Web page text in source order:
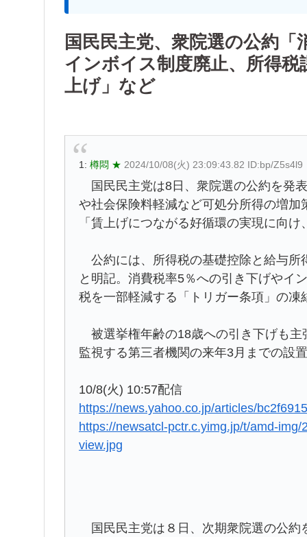
国民民主党、衆院選の公約
インボイス制度廃止、所得
上げ」など
1: 樽悶 ★ 2024/10/08(火) 23:09:43.82 ID:bp/Z5s4l9
国民民主党は8日、衆院選の公約を発
や社会保険料軽減など可処分所得の増
「賃上げにつながる好循環の実現に向
公約には、所得税の基礎控除と給与所
と明記。消費税率5％への引き下げやイ
税を一部軽減する「トリガー条項」の凍
被選挙権年齢の18歳への引き下げも主
監視する第三者機関の来年3月までの設
10/8(火) 10:57配信
https://news.yahoo.co.jp/articles/
https://newsatcl-pctr.c.yimg.jp/t/amd-
view.jpg
国民民主党は８日、次期衆院選の公約